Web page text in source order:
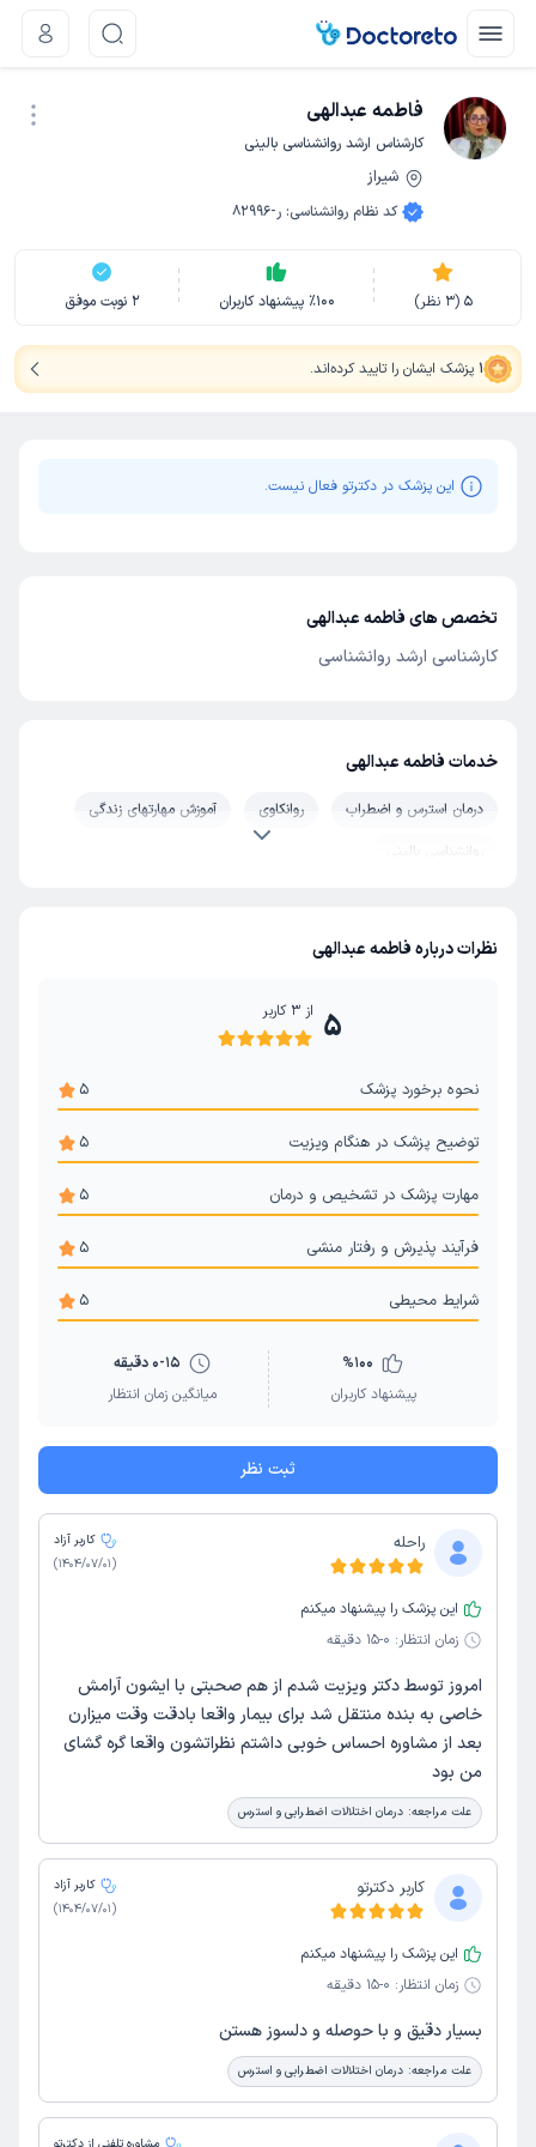
فاطمه عبدالهی
کارشناس ارشد روانشناسی بالینی
شیراز
کد نظام روانشناسی: ر-82996
5
(
3 نظر) ٪100 پیشنهاد کاربران 2 نوبت موفق
1 پزشک ایشان را تایید کرده‌اند.
این پزشک در دکترتو فعال نیست.
تخصص های فاطمه عبدالهی
کارشناسی ارشد روانشناسی
خدمات فاطمه عبدالهی
درمان استرس و اضطراب روانکاوی
آموزش مهارتهای زندگی
روانشناسی بالینی
نظرات درباره فاطمه عبدالهی
5 از 3 کاربر
نحوه برخورد پزشک 5
توضیح پزشک در هنگام ویزیت 5
مهارت پزشک در تشخیص و درمان 5
فرآیند پذیرش و رفتار منشی 5
شرایط محیطی 5
%100
پیشنهاد کاربران
0-15 دقیقه
میانگین زمان انتظار
ثبت نظر
راحله
کاربر آزاد
(
1404/07/01
)
این پزشک را پیشنهاد میکنم
زمان انتظار: 0-15 دقیقه
امروز توسط دکتر ویزیت شدم از هم صحبتی با ایشون آرامش
خاصی به بنده منتقل شد برای بیمار واقعا بادقت وقت میزارن
بعد از مشاوره احساس خوبی داشتم نظراتشون واقعا گره گشای
من بود
علت مراجعه: درمان اختلالات اضطرابی و استرس
کاربر دکترتو
کاربر آزاد
(
1404/07/01
)
این پزشک را پیشنهاد میکنم
زمان انتظار: 0-15 دقیقه
بسیار دقیق و با حوصله و دلسوز هستن
علت مراجعه: درمان اختلالات اضطرابی و استرس